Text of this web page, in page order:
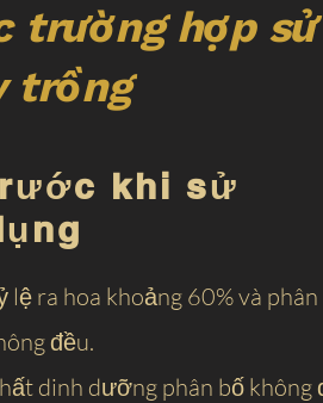
trường hợp
trồng
khi sử
lệ ra hoa khoảng 60% và
đều.
dinh dưỡng phân bố không